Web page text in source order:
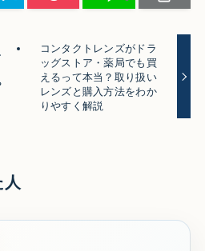
コンタクトレンズがドラ
ッグストア・薬局でも買
えるって本当？取り扱い
レンズと購入方法をわか
りやすく解説
人